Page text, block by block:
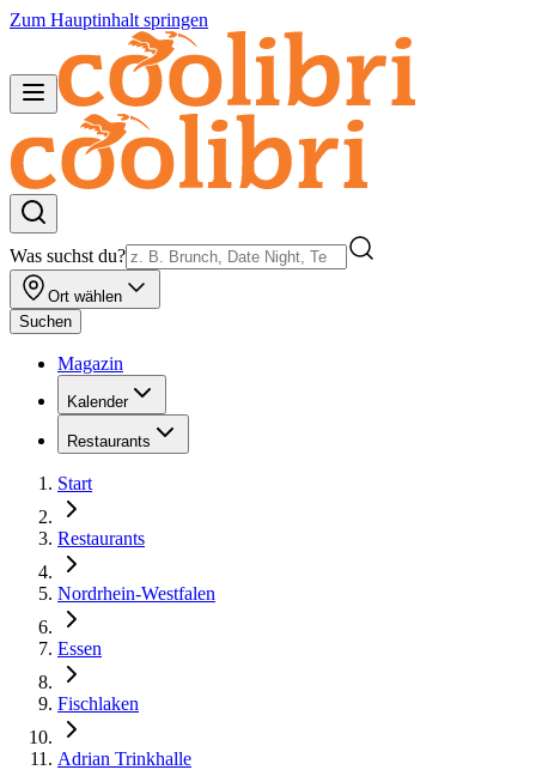
Zum Hauptinhalt springen
Was suchst du?
Ort wählen
Suchen
Magazin
Kalender
Restaurants
Start
Restaurants
Nordrhein-Westfalen
Essen
Fischlaken
Adrian Trinkhalle